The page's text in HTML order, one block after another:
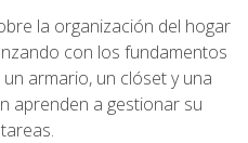
la organización del hogar
con los fundamentos
armario, un clóset y una
aprenden a gestionar su